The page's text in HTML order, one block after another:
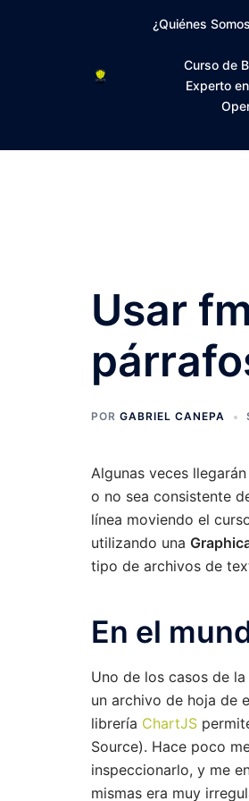
¿Quiénes
Curso de
Experto
Usar
POR GABRIEL CANEPA
Algunas veces
o no sea consistente
línea moviendo el
utilizando una
tipo de archivos de
En el
Uno de los casos de
un archivo de hoja de
librería ChartJS
Source). Hace poco
inspeccionarlo, y me
mismas era muy